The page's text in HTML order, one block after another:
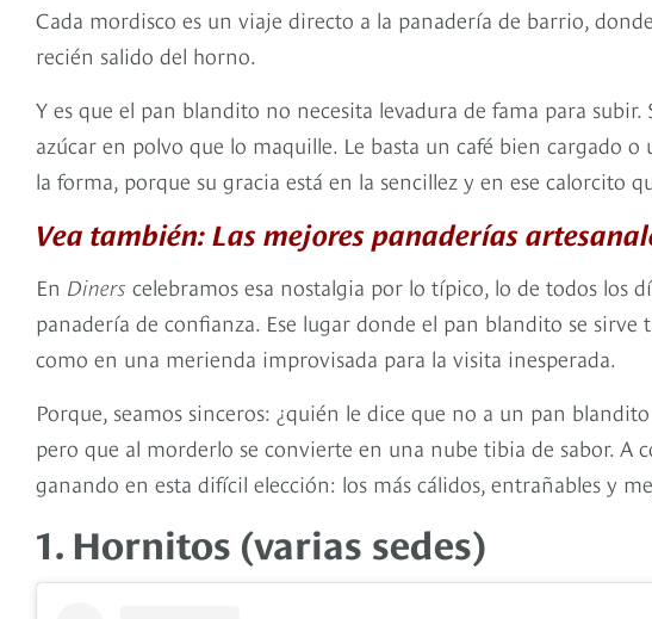
Cada mordisco es un viaje directo a la panadería de barrio,
recién salido del horno.
Y es que el pan blandito no necesita levadura de fama para
azúcar en polvo que lo maquille. Le basta un café bien cargado
la forma, porque su gracia está en la sencillez y en ese calorcito
Vea también: Las mejores panaderías
En Diners celebramos esa nostalgia por lo típico, lo de todos los
panadería de confianza. Ese lugar donde el pan blandito se
como en una merienda improvisada para la visita inesperada.
Porque, seamos sinceros: ¿quién le dice que no a un pan
pero que al morderlo se convierte en una nube tibia de sabor. A
ganando en esta difícil elección: los más cálidos, entrañables y
1. Hornitos (varias sedes)